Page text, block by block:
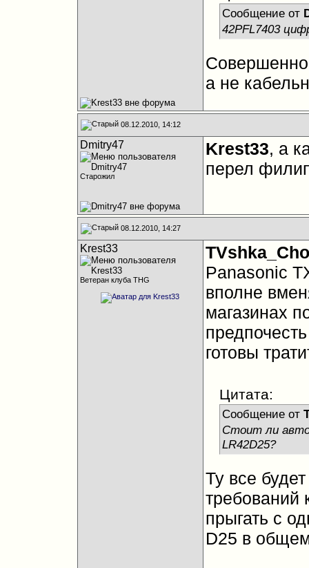
Сообщение от
42PFL7403
а не
08.12.2010, 14:12
Dmitry47
Старожил
Krest33, а
перел
08.12.2010, 14:27
Krest33
Ветеран клуба THG
Panasonic
вполне
магазинах
готовы
Цитата:
Сообщение от
Стоит ли
LR42D25?
Ту все
требований
прыгать с
D25 в